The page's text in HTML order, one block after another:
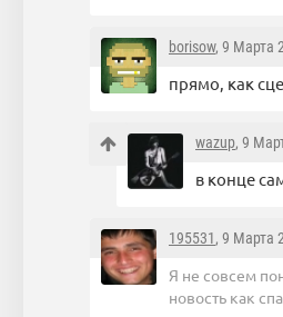
borisow, 9 Марта
прямо, как
wazup, 9
в конце
195531, 9 Марта
Я не совсем
новость как